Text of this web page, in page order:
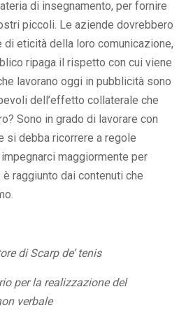
di insegnamento, per fornire
piccoli. Le aziende dovrebbero
eticità della loro comunicazione,
ripaga il rispetto con cui viene
lavorano oggi in pubblicità sono
dell’effetto collaterale che
Sono in grado di lavorare con
si debba ricorrere a regole
maggiormente per
raggiunto dai contenuti che
di Scarp de’ tenis
per la realizzazione del
verbale